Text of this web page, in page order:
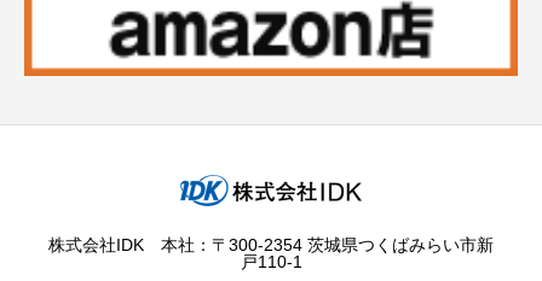
株式会社IDK 本社：〒300-2354 茨城県つくばみらい市新
戸110-1